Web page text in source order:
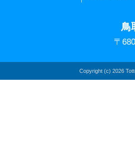
鳥
〒
Copyright (c) 2026